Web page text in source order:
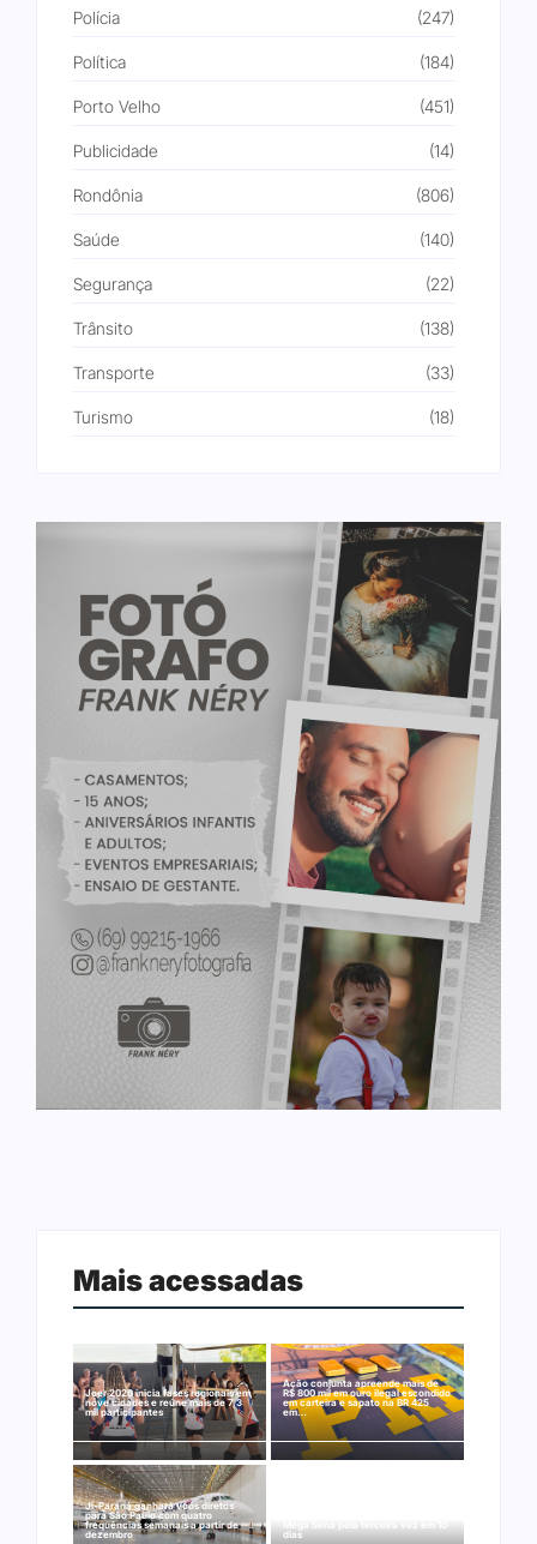
Polícia (247)
Política (184)
Porto Velho (451)
Publicidade (14)
Rondônia (806)
Saúde (140)
Segurança (22)
Trânsito (138)
Transporte (33)
Turismo (18)
Mais acessadas
Joer 2026 inicia fases regionais em
nove cidades e reúne mais de 7,3
mil participantes
Ação conjunta apreende mais de
R$ 800 mil em ouro ilegal escondido
em carteira e sapato na BR 425
em…
Ji-Paraná ganhará voos diretos
para São Paulo com quatro
frequências semanais a partir de
dezembro
dias